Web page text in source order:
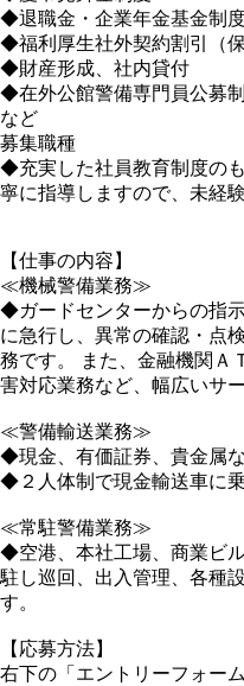
◆退職金・企業年金基金制度
◆福利厚生社外契約割引（保
◆財産形成、社内貸付
◆在外公館警備専門員公募
など
募集職種
◆充実した社員教育制度の
寧に指導しますので、未経
【仕事の内容】
≪機械警備業務≫
◆ガードセンターからの指
に急行し、異常の確認・点
務です。 また、金融機関Ａ
害対応業務など、幅広いサ
≪警備輸送業務≫
◆現金、有価証券、貴金属
◆２人体制で現金輸送車に乗
≪常駐警備業務≫
◆空港、本社工場、商業ビ
駐し巡回、出入管理、各種
す。
【応募方法】
右下の「エントリーフォー